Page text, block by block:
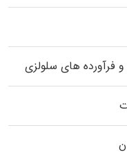
فرآورده‌ های سلولزی